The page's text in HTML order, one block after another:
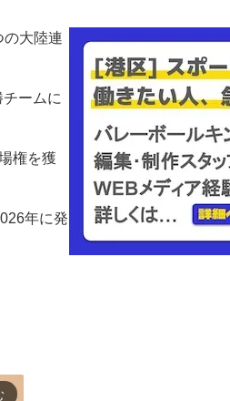
大陸連
ームに
権を獲
年に発